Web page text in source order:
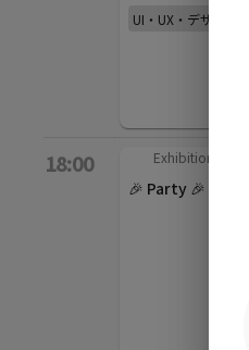
UI・UX・デザイン
18:00 Exhibition
🎉 Party 🎉